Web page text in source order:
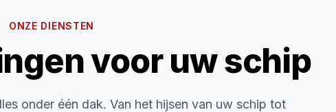
ONZE DIENSTEN
voor uw schip
onder één dak. Van het hijsen van uw schip tot